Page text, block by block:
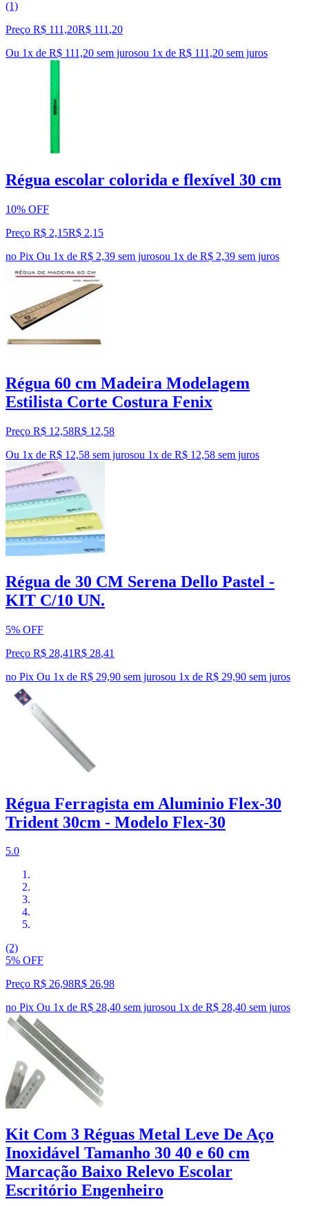
(1)
Preço R$ 111,20R$ 111 ,20
Ou 1x de R$ 111,20 sem jurosou 1x de R$ 111,20 sem juros
Régua escolar colorida e flexível 30 cm
10% OFF
Preço R$ 2,15R$ 2,15
no Pix Ou 1x de R$ 2,39 sem jurosou 1x de R$ 2,39 sem juros
Régua 60 cm Madeira Modelagem
Estilista Corte Costura Fenix
Preço R$ 12,58R$ 12,58
Ou 1x de R$ 12,58 sem jurosou 1x de R$ 12,58 sem juros
Régua de 30 CM Serena Dello Pastel -
KIT C/10 UN.
5% OFF
Preço R$ 28,41R$ 28,41
no Pix Ou 1x de R$ 29,90 sem jurosou 1x de R$ 29,90 sem juros
Régua Ferragista em Aluminio Flex-30
Trident 30cm - Modelo Flex-30
5.0
(2)
5% OFF
Preço R$ 26,98R$ 26,98
no Pix Ou 1x de R$ 28,40 sem jurosou 1x de R$ 28,40 sem juros
Kit Com 3 Réguas Metal Leve De Aço
Inoxidável Tamanho 30 40 e 60 cm
Marcação Baixo Relevo Escolar
Escritório Engenheiro